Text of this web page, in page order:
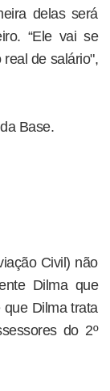
delas será
“Ele vai se
de salário",
Base.
Civil) não
Dilma que
Dilma trata
do 2º